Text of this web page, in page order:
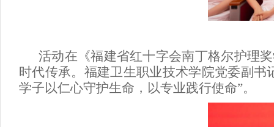
活动在《福建省红十字会南丁格尔护理
时代传承。福建卫生职业技术学院党委副书
学子以仁心守护生命，以专业践行使命”。